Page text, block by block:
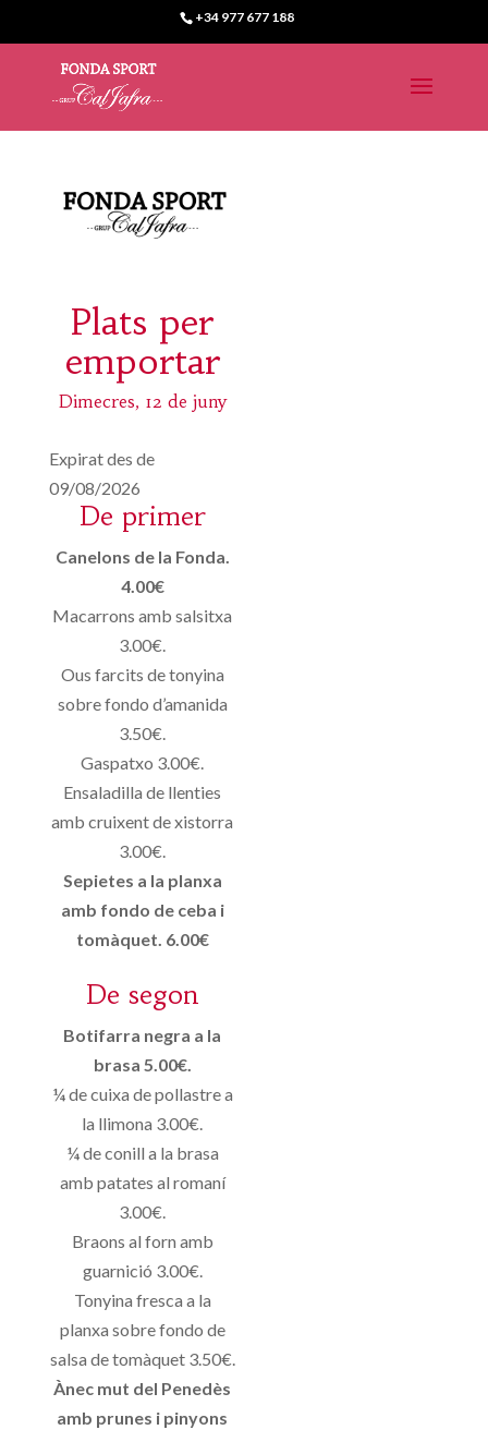
+34 977 677 188
Plats per
emportar
Dimecres, 12 de juny
Expirat des de
09/08/2026
De primer
Canelons de la Fonda.
4.00€
Macarrons amb salsitxa
3.00€.
Ous farcits de tonyina
sobre fondo d’amanida
3.50€.
Gaspatxo 3.00€.
Ensaladilla de llenties
amb cruixent de xistorra
3.00€.
Sepietes a la planxa
amb fondo de ceba i
tomàquet. 6.00€
De segon
Botifarra negra a la
brasa 5.00€.
¼ de cuixa de pollastre a
la llimona 3.00€.
¼ de conill a la brasa
amb patates al romaní
3.00€.
Braons al forn amb
guarnició 3.00€.
Tonyina fresca a la
planxa sobre fondo de
salsa de tomàquet 3.50€.
Ànec mut del Penedès
amb prunes i pinyons